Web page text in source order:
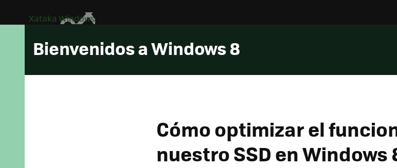
Xataka Windows
Bienvenidos a Windows 8
Cómo optimizar el
nuestro SSD en Windows